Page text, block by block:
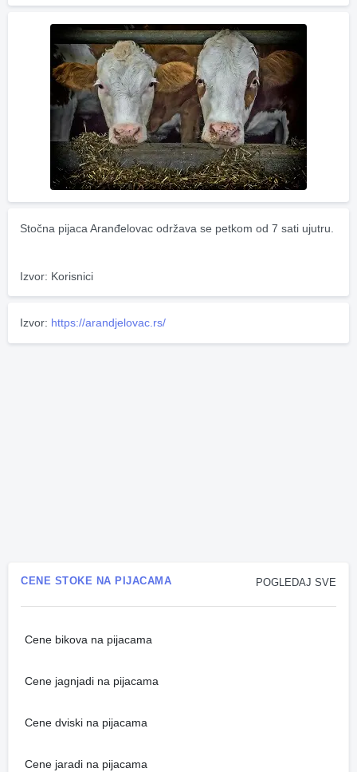
Stočna pijaca Aranđelovac održava se petkom od 7 sati ujutru.
Izvor: Korisnici
Izvor: https://arandjelovac.rs/
POGLEDAJ SVE
CENE STOKE NA PIJACAMA
Cene bikova na pijacama
Cene jagnjadi na pijacama
Cene dviski na pijacama
Cene jaradi na pijacama